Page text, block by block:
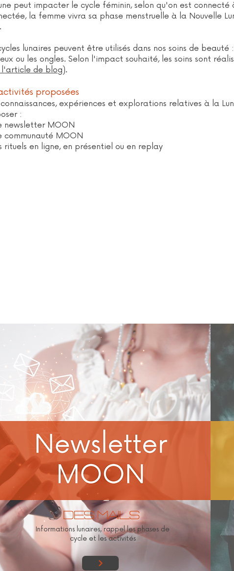
peut impacter le cycle féminin, selon qu'on est connecté
la femme vivra sa phase menstruelle à la Nouvelle
lunaires peuvent être utilisés dans nos soins de
ou les ongles. Selon l'impact souhaité, les soins sont
l'article de blog).
proposées
expériences et explorations relatives à la
:
newsletter MOON
communauté MOON
rituels en ligne, en présentiel ou en replay
Des mails
Informations lunaires, rappel les phases de
cycle et les activités